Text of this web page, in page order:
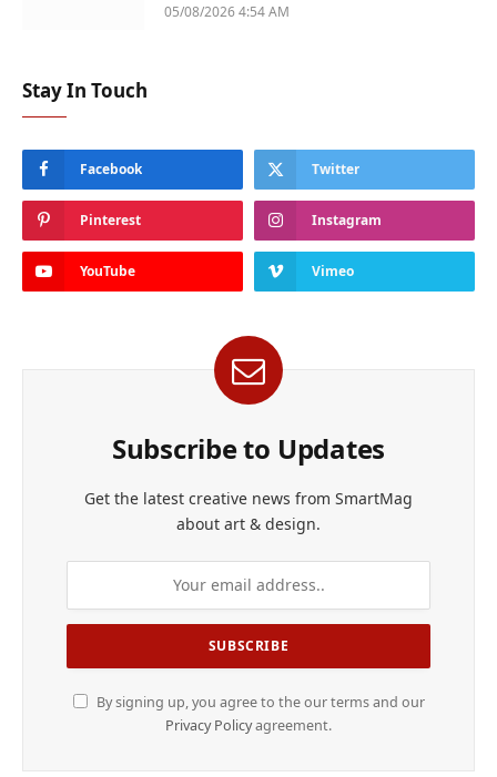
05/08/2026 4:54 AM
Stay In Touch
Facebook Twitter
Pinterest Instagram
YouTube Vimeo
Subscribe to Updates
Get the latest creative news from SmartMag
about art & design.
By signing up, you agree to the our terms and our
Privacy Policyagreement.